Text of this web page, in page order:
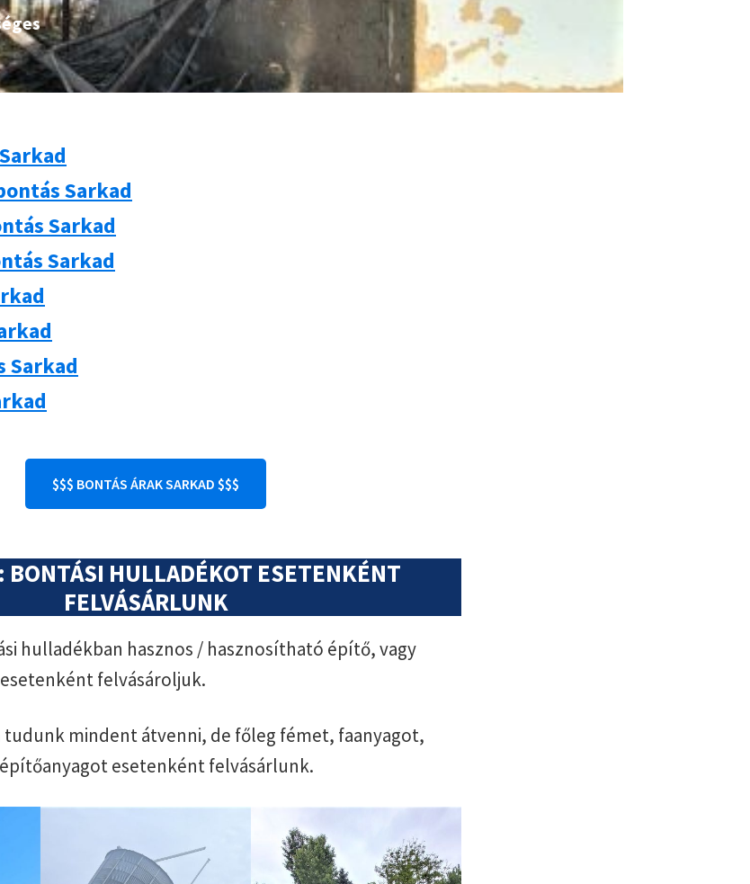
Sarkad
Sarkad
Sarkad
Sarkad
$$$ BONTÁS ÁRAK SARKAD $$$
BONTÁSI HULLADÉKOT ESETENKÉNT
FELVÁSÁRLUNK
hulladékban hasznos / hasznosítható építő, vagy
felvásároljuk.
mindent átvenni, de főleg fémet, faanyagot,
esetenként felvásárlunk.